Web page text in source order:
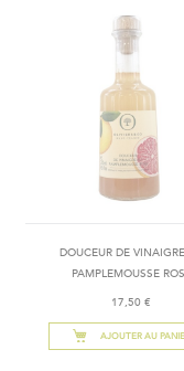
DOUCEUR DE
PAMPLEMOUSSE
17,50 €
AJOUTER AU